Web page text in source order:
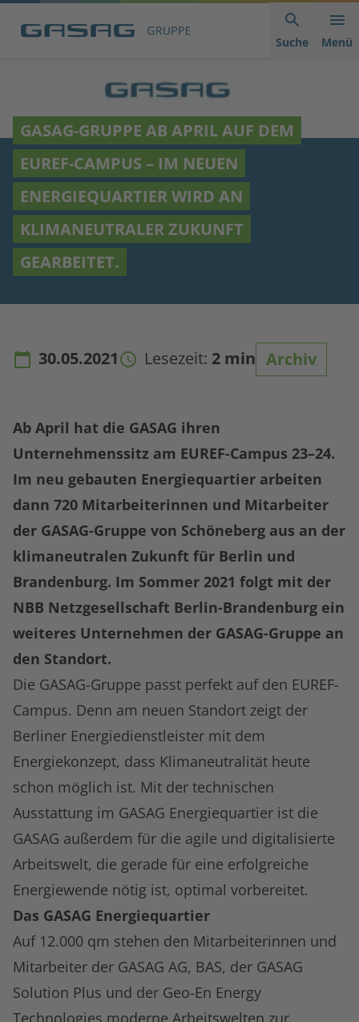
anspringen
der
anspringen
Suche Menü
GASAG-GRUPPE AB APRIL AUF DEM
EUREF-CAMPUS – IM NEUEN
ENERGIEQUARTIER WIRD AN
KLIMANEUTRALER ZUKUNFT
GEARBEITET.
30.05.2021 Lesezeit: 2 min Archiv
Ab April hat die GASAG ihren
Unternehmenssitz am EUREF-Campus 23–24.
Im neu gebauten Energiequartier arbeiten
dann 720 Mitarbeiterinnen und Mitarbeiter
der GASAG-Gruppe von Schöneberg aus an der
klimaneutralen Zukunft für Berlin und
Brandenburg. Im Sommer 2021 folgt mit der
NBB Netzgesellschaft Berlin-Brandenburg ein
weiteres Unternehmen der GASAG-Gruppe an
den Standort.
Die GASAG-Gruppe passt perfekt auf den EUREF-
Campus. Denn am neuen Standort zeigt der
Berliner Energiedienstleister mit dem
Energiekonzept, dass Klimaneutralität heute
schon möglich ist. Mit der technischen
Ausstattung im GASAG Energiequartier ist die
GASAG außerdem für die agile und digitalisierte
Arbeitswelt, die gerade für eine erfolgreiche
Energiewende nötig ist, optimal vorbereitet.
Das GASAG Energiequartier
Auf 12.000 qm stehen den Mitarbeiterinnen und
Mitarbeiter der GASAG AG, BAS, der GASAG
Solution Plus und der Geo-En Energy
Technologies moderne Arbeitswelten zur